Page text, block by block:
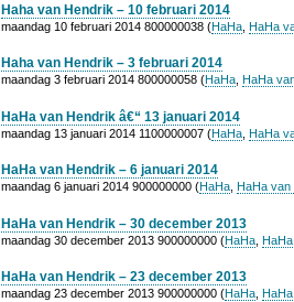
Haha van Hendrik – 10 februari 2014
maandag 10 februari 2014 800000038 (HaHa HaHa
Haha van Hendrik – 3 februari 2014
maandag 3 februari 2014 800000058 (HaHa HaHa
HaHa van Hendrik â€“ 13 januari 2014
maandag 13 januari 2014 1100000007 (HaHa HaHa
HaHa van Hendrik – 6 januari 2014
maandag 6 januari 2014 900000000 (HaHa HaHa van
HaHa van Hendrik – 30 december 2013
maandag 30 december 2013 900000000 (HaHa
HaHa van Hendrik – 23 december 2013
maandag 23 december 2013 900000000 (HaHa